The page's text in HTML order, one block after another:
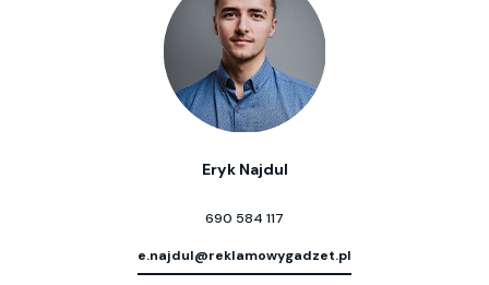
Eryk Najdul
690 584 117
e.najdul@reklamowygadzet.pl